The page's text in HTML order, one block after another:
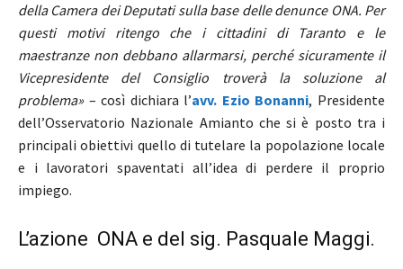
della Camera dei Deputati sulla base delle denunce ONA. Per
questi motivi ritengo che i cittadini di Taranto e le
maestranze non debbano allarmarsi, perché sicuramente il
Vicepresidente del Consiglio troverà la soluzione al
problema» – così dichiara l’avv. Ezio Bonanni, Presidente
dell’Osservatorio Nazionale Amianto che si è posto tra i
principali obiettivi quello di tutelare la popolazione locale
e i lavoratori spaventati all’idea di perdere il proprio
impiego.
L’azione ONA e del sig. Pasquale Maggi.